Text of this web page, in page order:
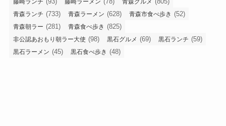
藤崎ランチ 藤崎ラーメン 青森グルメ
青森ランチ (733) 青森ラーメン (628) 青森市食べ歩き (52)
青森朝ラー (281) 青森食べ歩き (825)
非公認あおもり朝ラー大使 (98) 黒石グルメ (69) 黒石ランチ (59)
黒石ラーメン (45) 黒石食べ歩き (48)